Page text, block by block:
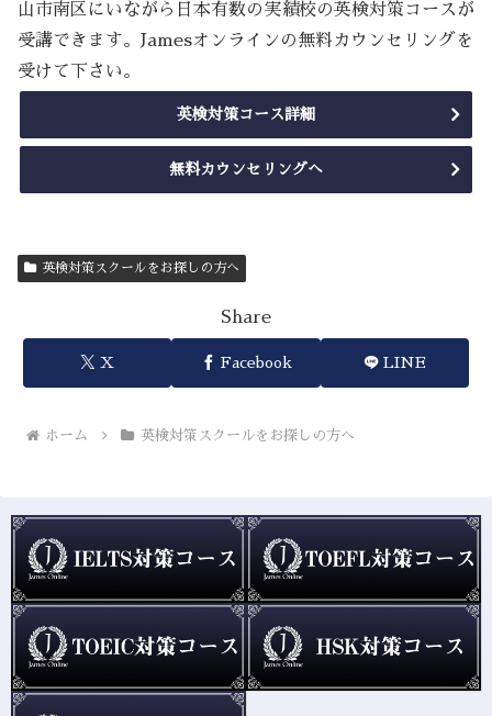
山市南区にいながら日本有数の実績校の英検対策コースが
受講できます。Jamesオンラインの無料カウンセリングを
受けて下さい。
英検対策コース詳細
無料カウンセリングへ
英検対策スクールをお探しの方へ
Share
X Facebook LINE
ホーム 英検対策スクールをお探しの方へ